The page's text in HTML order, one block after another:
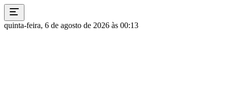
quinta-feira, 6 de agosto de 2026 às 00:13